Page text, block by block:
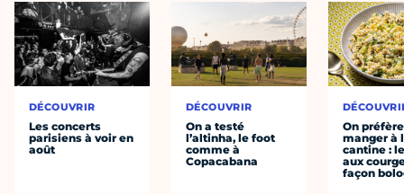
DÉCOUVRIR
Les concerts
parisiens à voir en
août
DÉCOUVRIR
On a testé
l’altinha, le foot
comme à
Copacabana
On préfère
manger à
cantine :
aux
façon